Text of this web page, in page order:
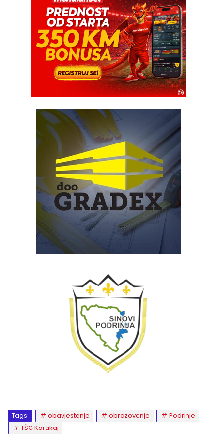
Tags: obavjestenje obrazovanje
Podrinje
TŠC Karakaj